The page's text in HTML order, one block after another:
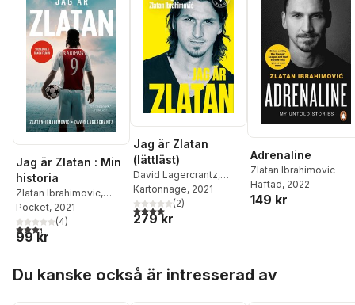
Jag är Zlatan : Min
historia
Zlatan Ibrahimovic,
David Lagercrantz
Pocket, 2021
3,3utav 5 stjärnor. Totalt antal röster:
(4)
99 kr
Jag är Zlatan
(lättläst)
David Lagercrantz,
Zlatan Ibrahimovic
Kartonnage, 2021
4,0utav 5 stjärnor. Totalt antal röster:
(2)
279 kr
Adrenaline
Zlatan Ibrahimovic
Häftad, 2022
149 kr
Du kanske också är intresserad av